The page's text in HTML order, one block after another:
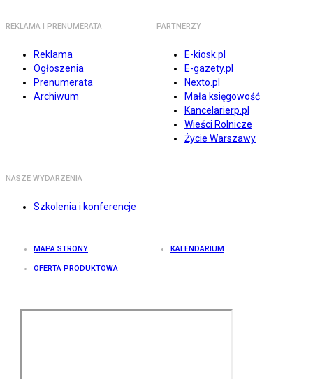
REKLAMA I PRENUMERATA
Reklama
Ogłoszenia
Prenumerata
Archiwum
PARTNERZY
E-kiosk.pl
E-gazety.pl
Nexto.pl
Mała księgowość
Kancelarierp.pl
Wieści Rolnicze
Życie Warszawy
NASZE WYDARZENIA
Szkolenia i konferencje
MAPA STRONY KALENDARIUM
OFERTA PRODUKTOWA